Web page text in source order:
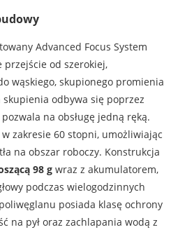
Advanced Focus System
przejście od szerokiej,
wąskiego, skupionego promienia
odbywa się poprzez
na obsługę jedną ręką.
zakresie 60 stopni, umożliwiając
na obszar roboczy. Konstrukcja
98 gwraz z akumulatorem,
podczas wielogodzinnych
posiada klasę ochrony
na pył oraz zachlapania wodą z